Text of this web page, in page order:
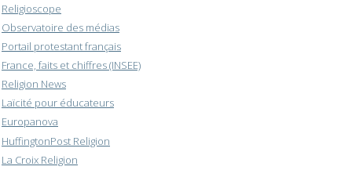
Religioscope
Observatoire des médias
Portail protestant français
France, faits et chiffres (INSEE)
Religion News
Laïcité pour éducateurs
Europanova
HuffingtonPost Religion
La Croix Religion